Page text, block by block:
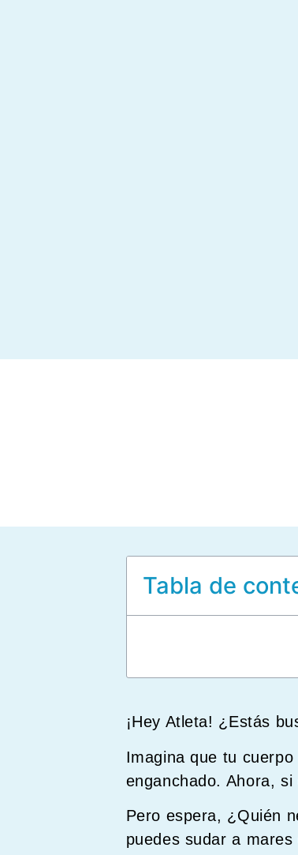
Tabla de
¡Hey Atleta! ¿Estás
Imagina que tu
enganchado. Ahora,
Pero espera, ¿Quién
puedes sudar a